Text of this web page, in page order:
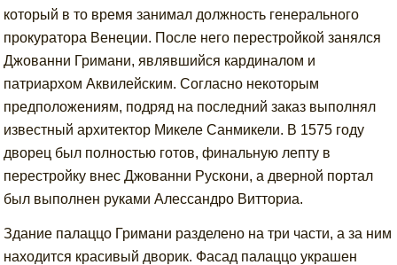
который в то время занимал должность генерального
прокуратора Венеции. После него перестройкой занялся
Джованни Гримани, являвшийся кардиналом и
патриархом Аквилейским. Согласно некоторым
предположениям, подряд на последний заказ выполнял
известный архитектор Микеле Санмикели. В 1575 году
дворец был полностью готов, финальную лепту в
перестройку внес Джованни Рускони, а дверной портал
был выполнен руками Алессандро Витториа.
Здание палаццо Гримани разделено на три части, а за ним
находится красивый дворик. Фасад палаццо украшен